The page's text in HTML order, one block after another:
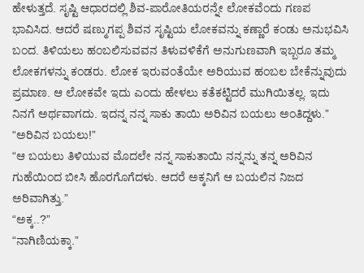
ಹೇಳುತ್ತದೆ. ಸೃಷ್ಟಿ ಆಧಾರದಲ್ಲಿ ಶಿವ-ಪಾರೋತಿಯರನ್ನೇ ಲೋಕವೆಂದು ಗಣಪ
ಭಾವಿಸಿದ. ಆದರೆ ಷಣ್ಮುಗಪ್ಪ ಶಿವನ ಸೃಷ್ಟಿಯ ಲೋಕವನ್ನು ಕಣ್ಣಾರೆ ಕಂಡು ಅನುಭವಿಸಿ
ಬಂದ. ತಿಳಿಯಲು ಹಂಬಲಿಸುವವನ ತಿಳುವಳಿಕೆಗೆ ಅನುಗುಣವಾಗಿ ಇಬ್ಬರೂ ತಮ್ಮ
ಲೋಕಗಳನ್ನು ಕಂಡರು. ಲೋಕ ಇರುವಂತೆಯೇ ಅರಿಯುವ ಹಂಬಲ ಬೇಕೆನ್ನುವುದು
ಪ್ರಮಾಣ. ಆ ಲೋಕವೇ ಇದು ಎಂದು ಹೇಳಲು ಕತೆಕಟ್ಟಿದರೆ ಮುಗಿಯಿತಲ್ಲ. ಇದು
ನಿನಗೆ ಅರ್ಥವಾಗದು. ಇದನ್ನ ನನ್ನ ಸಾಕು ತಾಯಿ ಅರಿವಿನ ಬಯಲು ಅಂತಿದ್ದಳು.”
“ಅರಿವಿನ ಬಯಲು!”
“ಆ ಬಯಲು ತಿಳಿಯುವ ಮೊದಲೇ ನನ್ನ ಸಾಕುತಾಯಿ ನನ್ನನ್ನು ತನ್ನ ಅರಿವಿನ
ಗುಹೆಯಿಂದ ಬೀಸಿ ಹೊರಗೊಗೆದಳು. ಆದರೆ ಅಕ್ಕನಿಗೆ ಆ ಬಯಲಿನ ನಿಜದ
ಅರಿವಾಗಿತ್ತು.”
“ಅಕ್ಕ..?”
“ನಾಗಿಣಿಯಕ್ಕಾ.”